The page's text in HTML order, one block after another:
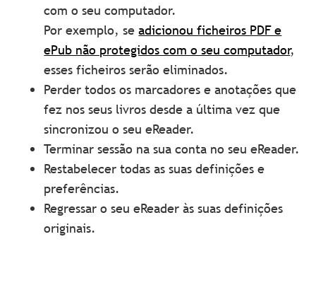
com o seu computador.
Por exemplo, seadicionou ficheiros PDF e
ePub não protegidos com o seu computador,
esses ficheiros serão eliminados.
Perder todos os marcadores e anotações que
fez nos seus livros desde a última vez que
sincronizou o seu eReader.
Terminar sessão na sua conta no seu eReader.
Restabelecer todas as suas definições e
preferências.
Regressar o seu eReader às suas definições
originais.